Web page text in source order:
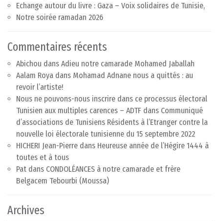
Echange autour du livre : Gaza – Voix solidaires de Tunisie,
Notre soirée ramadan 2026
Commentaires récents
Abichou dans Adieu notre camarade Mohamed Jaballah
Aalam Roya dans Mohamad Adnane nous a quittés : au
revoir l’artiste!
Nous ne pouvons-nous inscrire dans ce processus électoral
Tunisien aux multiples carences – ADTF dans Communiqué
d’associations de Tunisiens Résidents à l’Etranger contre la
nouvelle loi électorale tunisienne du 15 septembre 2022
HICHERI Jean-Pierre dans Heureuse année de l’Hégire 1444 à
toutes et à tous
Pat dans CONDOLÉANCES à notre camarade et frère
Belgacem Tebourbi (Moussa)
Archives